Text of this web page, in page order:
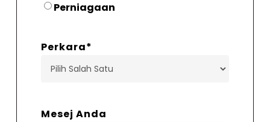
Perniagaan
Perkara*
Mesej Anda